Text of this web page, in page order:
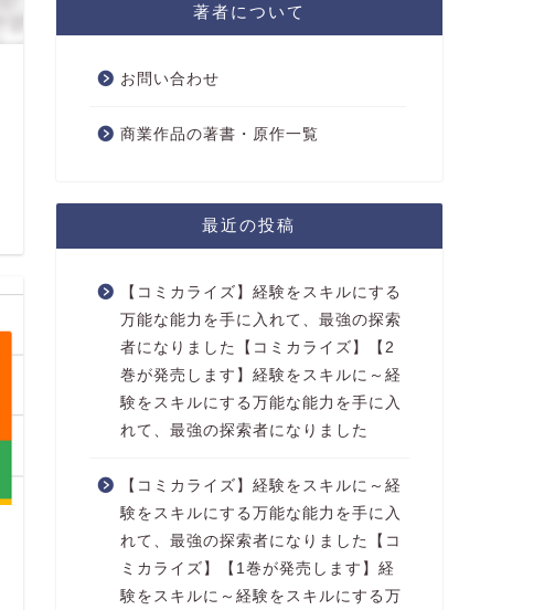
著者について
お問い合わせ
商業作品の著書・原作一覧
最近の投稿
【コミカライズ】経験をスキルにする
万能な能力を手に入れて、最強の探索
者になりました【コミカライズ】【2
巻が発売します】経験をスキルに～経
験をスキルにする万能な能力を手に入
れて、最強の探索者になりました
【コミカライズ】経験をスキルに～経
験をスキルにする万能な能力を手に入
れて、最強の探索者になりました【コ
ミカライズ】【1巻が発売します】経
験をスキルに～経験をスキルにする万